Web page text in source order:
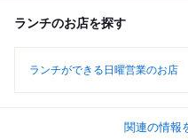
ランチのお店を探す
ランチができる日曜営業のお店
関連の情報